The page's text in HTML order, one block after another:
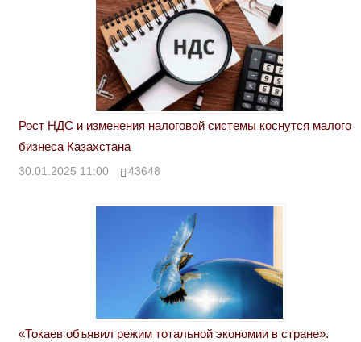
Рост НДС и изменения налоговой системы коснутся малого
бизнеса Казахстана
30.01.2025 11:00 43648
«Токаев объявил режим тотальной экономии в стране».